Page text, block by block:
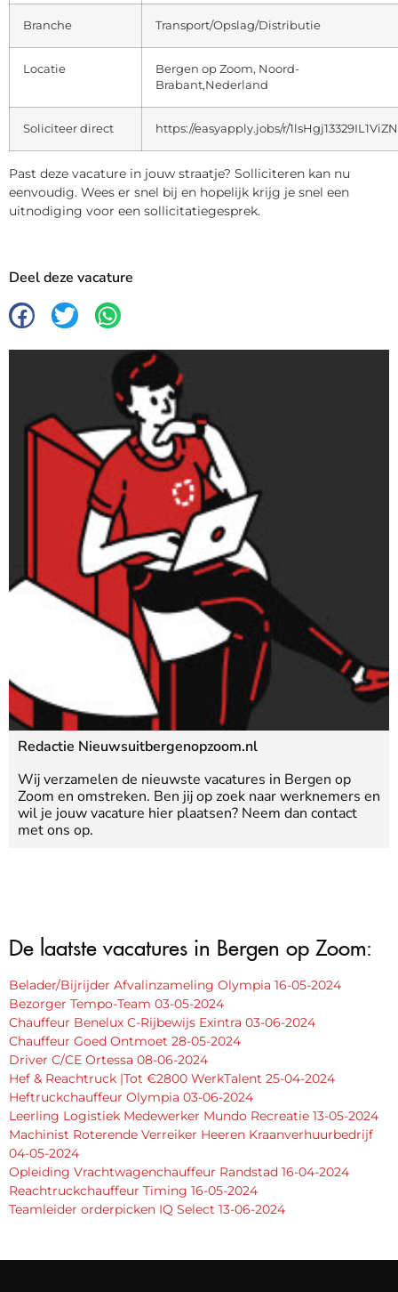
Branche Transport/Opslag/Distributie
Locatie
Bergen op Zoom, Noord-
Brabant,Nederland
Soliciteer direct https://easyapply.jobs/r/
Past deze vacature in jouw straatje? Solliciteren kan nu
eenvoudig. Wees er snel bij en hopelijk krijg je snel een
uitnodiging voor een sollicitatiegesprek.
Deel deze vacature
Redactie Nieuwsuitbergenopzoom.nl
Wij verzamelen de nieuwste vacatures in Bergen op
Zoom en omstreken. Ben jij op zoek naar werknemers en
wil je jouw vacature hier plaatsen? Neem dan contact
met ons op.
De laatste vacatures in Bergen op Zoom:
Belader/Bijrijder Afvalinzameling Olympia 16-05-2024
Bezorger Tempo-Team 03-05-2024
Chauffeur Benelux C-Rijbewijs Exintra 03-06-2024
Chauffeur Goed Ontmoet 28-05-2024
Driver C/CE Ortessa 08-06-2024
Hef & Reachtruck |Tot €2800 WerkTalent 25-04-2024
Heftruckchauffeur Olympia 03-06-2024
Leerling Logistiek Medewerker Mundo Recreatie 13-05-2024
Machinist Roterende Verreiker Heeren Kraanverhuurbedrijf
04-05-2024
Opleiding Vrachtwagenchauffeur Randstad 16-04-2024
Reachtruckchauffeur Timing 16-05-2024
Teamleider orderpicken IQ Select 13-06-2024